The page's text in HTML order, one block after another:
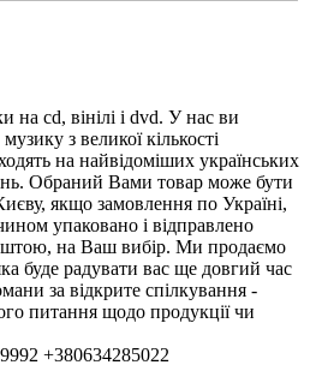
на cd, вінілі і dvd. У нас ви
з великої кількості
на найвідоміших українських
Обраний Вами товар може бути
якщо замовлення по Україні,
упаковано і відправлено
на Ваш вибір. Ми продаємо
буде радувати вас ще довгий час
за відкрите спілкування -
питання щодо продукції чи
+380634285022